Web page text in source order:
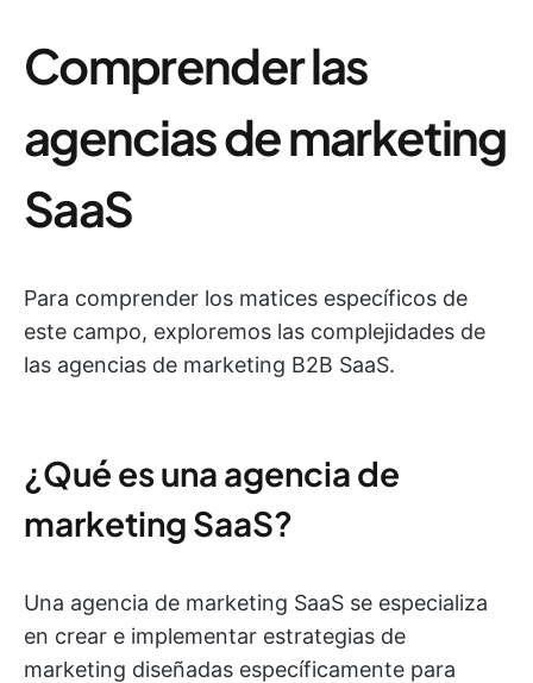
Comprender las
agencias de marketing
SaaS
Para comprender los matices específicos de
este campo, exploremos las complejidades de
las agencias de marketing B2B SaaS.
¿Qué es una agencia de
marketing SaaS?
Una agencia de marketing SaaS se especializa
en crear e implementar estrategias de
marketing diseñadas específicamente para